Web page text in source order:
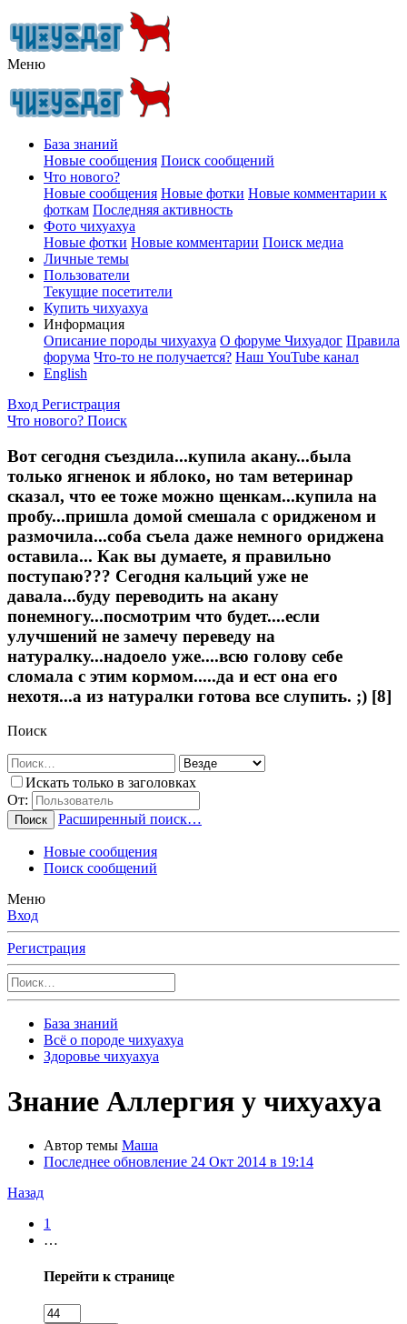
Меню
База знаний
Новые сообщения Поиск сообщений
Что нового?
Новые сообщения Новые фотки Новые комментарии к
фоткам Последняя активность
Фото чихуахуа
Новые фотки Новые комментарии Поиск медиа
Личные темы
Пользователи
Текущие посетители
Купить чихуахуа
Информация
Описание породы чихуахуа О форуме Чихуадог Правила
форума Что-то не получается? Наш YouTube канал
English
Вход Регистрация
Что нового? Поиск
Вот сегодня съездила...купила акану...была
только ягненок и яблоко, но там ветеринар
сказал, что ее тоже можно щенкам...купила на
пробу...пришла домой смешала с оридженом и
размочила...соба съела даже немного ориджена
оставила... Как вы думаете, я правильно
поступаю??? Сегодня кальций уже не
давала...буду переводить на акану
понемногу...посмотрим что будет....если
улучшений не замечу переведу на
натуралку...надоело уже....всю голову себе
сломала с этим кормом.....да и ест она его
нехотя...а из натуралки готова все слупить. ;) [8]
Поиск
Искать только в заголовках
От:
Поиск Расширенный поиск…
Новые сообщения
Поиск сообщений
Меню
Вход
Регистрация
База знаний
Всё о породе чихуахуа
Здоровье чихуахуа
Знание Аллергия у чихуахуа
Автор темы Маша
Последнее обновление 24 Окт 2014 в 19:14
Назад
1
…
Перейти к странице